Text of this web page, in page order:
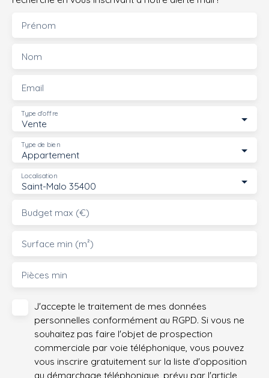
Prénom
Nom
Email
Vente
Type d'offre
Appartement
Type de bien
Saint-Malo 35400
Localisation
Budget max (€)
Surface min (m²)
Pièces min
J'accepte le traitement de mes données
personnelles conformément au RGPD. Si vous ne
souhaitez pas faire l'objet de prospection
commerciale par voie téléphonique, vous pouvez
vous inscrire gratuitement sur la liste d'opposition
au démarchage téléphonique, prévu par l'article